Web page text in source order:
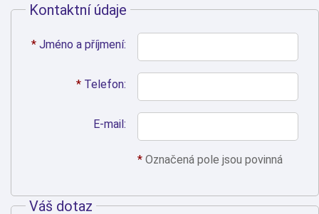
Kontaktní údaje
* Jméno a příjmení:
* Telefon:
E-mail:
* Označená pole jsou povinná
Váš dotaz